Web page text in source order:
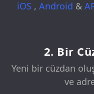
iOS , Android &
2. Bir
Yeni bir cüzdan
ve